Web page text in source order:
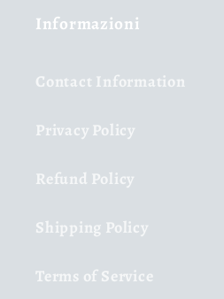
Informazioni
Contact Information
Privacy Policy
Refund Policy
Shipping Policy
Terms of Service